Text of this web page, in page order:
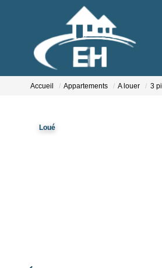
Accueil Appartements A louer 3
Loué